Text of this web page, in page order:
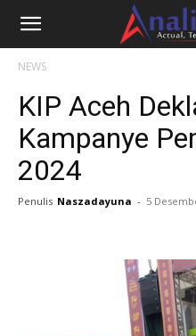
NEWS
KIP Aceh
Kampanye
2024
Penulis Naszadayuna - 5